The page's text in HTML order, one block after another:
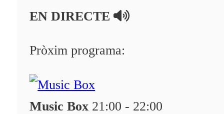
Programació
Qui som?
Fes-te'n soci!
EN DIRECTE
Pròxim programa:
Music Box 21:00 - 22:00